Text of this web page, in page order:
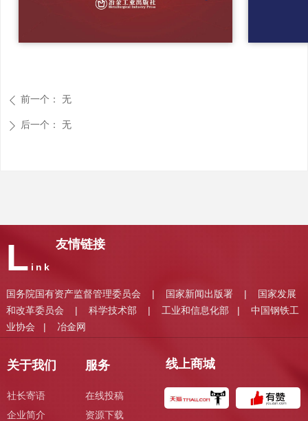
ꄴ 前一个： 无
ꄲ 后一个： 无
关于我们
社长寄语
企业简介
服务
在线投稿
资源下载
线上商城
国务院国有资产监督管理委员会 | 国家新闻出版署 | 国家发展
和改革委员会 | 科学技术部 | 工业和信息化部 | 中国钢铁工
业协会 | 冶金网
L ink
友情链接